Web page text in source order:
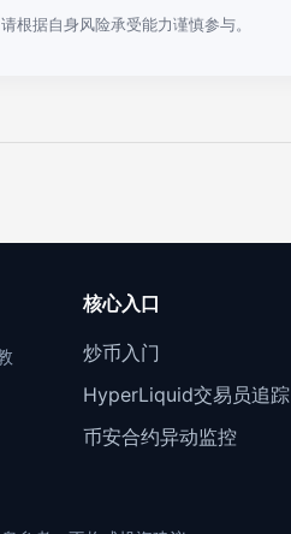
根据自身风险承受能力谨慎参与。
核心入口
炒币入门
HyperLiquid交易员追踪
币安合约异动监控